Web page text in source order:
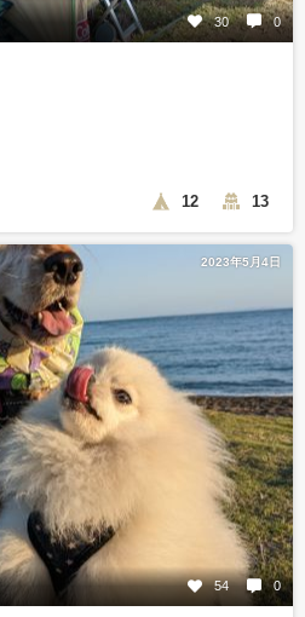
30 0
12 13
2023年5月4日
54 0